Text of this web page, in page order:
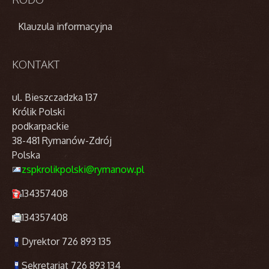
Klauzula informacyjna
KONTAKT
ul. Bieszczadzka 137
Królik Polski
podkarpackie
38-481 Rymanów-Zdrój
Polska
zspkrolikpolski@rymanow.pl
134357408
134357408
Dyrektor 726 893 135
Sekretariat 726 893 134